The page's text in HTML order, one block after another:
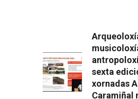
sexta
xornadas
Caramiñal